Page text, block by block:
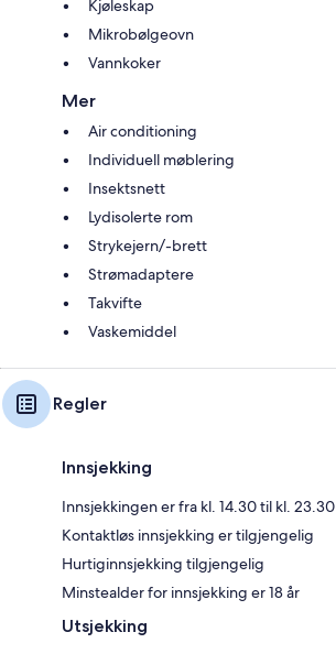
Kjøleskap
Mikrobølgeovn
Vannkoker
Mer
Air conditioning
Individuell møblering
Insektsnett
Lydisolerte rom
Strykejern/-brett
Strømadaptere
Takvifte
Vaskemiddel
Regler
Innsjekking
Innsjekkingen er fra kl. 14.30 til kl. 23.30
Kontaktløs innsjekking er tilgjengelig
Hurtiginnsjekking tilgjengelig
Minstealder for innsjekking er 18 år
Utsjekking